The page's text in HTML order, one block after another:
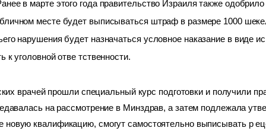
в марте этого года правительство Израиля также
месте будет выписываться штраф в размере 1000
нарушения будет назначаться условное наказание в виде
к уголовной отве тственности.
врачей прошли специальный курс подготовки и получили
на рассмотрение в Минздрав, а затем подлежала
новую квалификацию, смогут самостоятельно выписывать р